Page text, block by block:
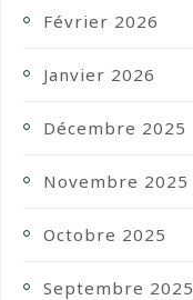
Février 2026
Janvier 2026
Décembre 2025
Novembre 2025
Octobre 2025
Septembre 2025